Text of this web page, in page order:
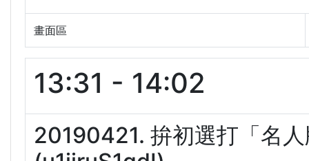
畫面區
13:31 - 14:02
20190421. 拚初選打「名